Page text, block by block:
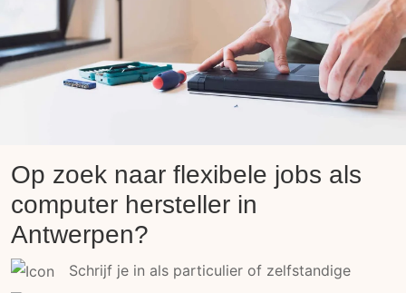
Op zoek naar flexibele jobs als
computer hersteller in
Antwerpen?
Schrijf je in als particulier of zelfstandige